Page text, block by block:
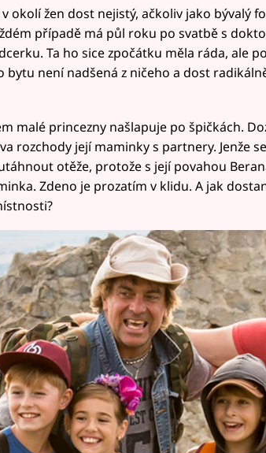
okolí žen dost nejistý, ačkoliv jako bývalý
případě má půl roku po svatbě s
Ta ho sice zpočátku měla ráda, ale
bytu není nadšená z ničeho a dost
malé princezny našlapuje po špičkách.
rozchody její maminky s partnery. Jenže
otěže, protože s její povahou
Zdeno je prozatím v klidu. A jak